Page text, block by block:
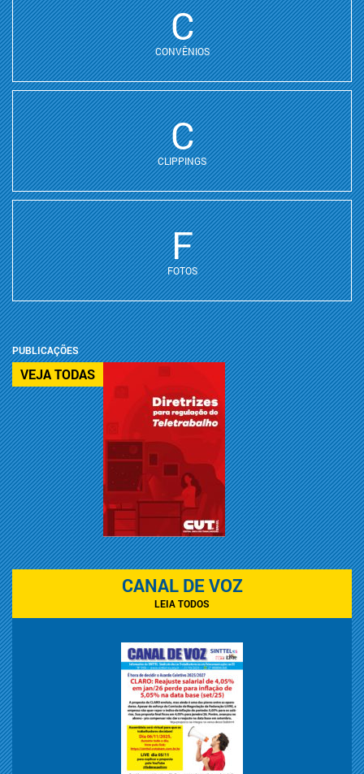
C
CONVÊNIOS
C
CLIPPINGS
F
FOTOS
PUBLICAÇÕES
VEJA TODAS
CANAL DE VOZ
LEIA TODOS